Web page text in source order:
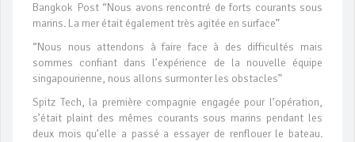
Bangkok Post “Nous avons rencontré de forts courants sous
marins. La mer était également très agitée en surface”
“Nous nous attendons à faire face à des difficultés mais
sommes confiant dans l’expérience de la nouvelle équipe
singapourienne, nous allons surmonter les obstacles”
Spitz Tech, la première compagnie engagée pour l’opération,
s’était plaint des mêmes courants sous marins pendant les
deux mois qu’elle a passé a essayer de renflouer le bateau.